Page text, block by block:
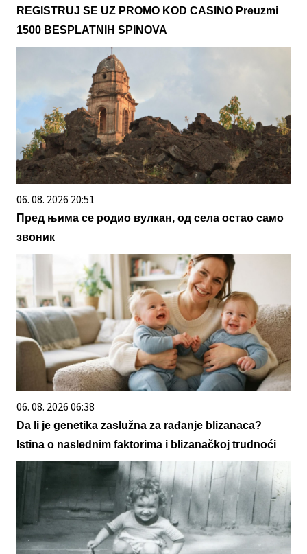
REGISTRUJ SE UZ PROMO KOD CASINO Preuzmi
1500 BESPLATNIH SPINOVA
06. 08. 2026 20:51
Пред њима се родио вулкан, од села остао само
звоник
06. 08. 2026 06:38
Da li je genetika zaslužna za rađanje blizanaca?
Istina o naslednim faktorima i blizanačkoj trudnoći